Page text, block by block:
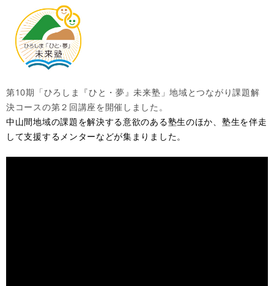
第10期「ひろしま『ひと・夢』未来塾」地域とつながり課題解
決コースの第２回講座を開催しました。
中山間地域の課題を解決する意欲のある塾生のほか、塾生を伴走
して支援するメンターなどが集まりました。